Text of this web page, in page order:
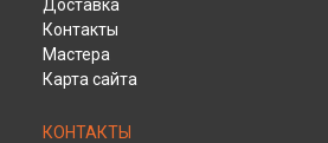
Ремонт духового шкафа HE 330650
Ремонт духового шкафа HE 330650
Ремонт духового шкафа HE 330650
Ремонт духового шкафа HE 330650
Доставка
Контакты
Мастера
Карта сайта
КОНТАКТЫ